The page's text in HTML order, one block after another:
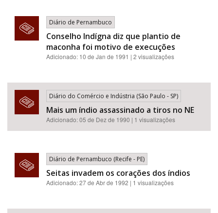
Diário de Pernambuco
Conselho Indígna diz que plantio de
maconha foi motivo de execuções
Adicionado: 10 de Jan de 1991 | 2 visualizações
Diário do Comércio e Indústria (São Paulo - SP)
Mais um índio assassinado a tiros no NE
Adicionado: 05 de Dez de 1990 | 1 visualizações
Diário de Pernambuco (Recife - PE)
Seitas invadem os corações dos índios
Adicionado: 27 de Abr de 1992 | 1 visualizações